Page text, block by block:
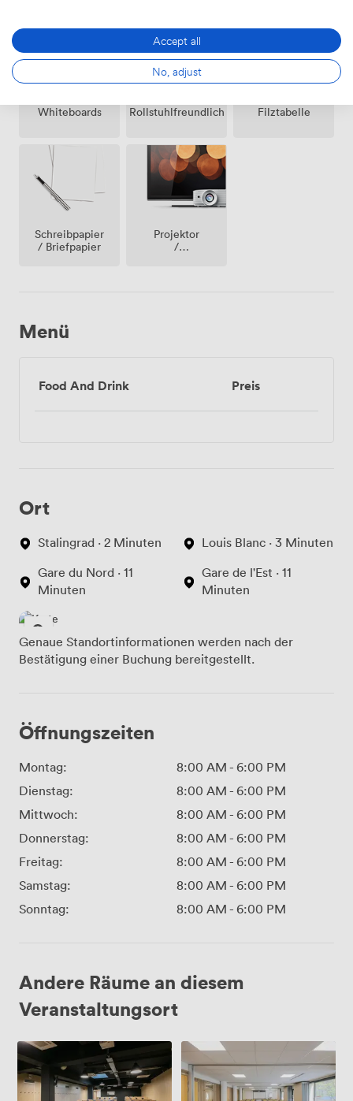
Whiteboards Rollstuhlfreundlich Filztabelle
Schreibpapier
/ Briefpapier
Projektor
/
Menü
Food And Drink Preis
Ort
Stalingrad · 2 Minuten
Gare du Nord · 11
Minuten
Louis Blanc · 3 Minuten
Gare de l'Est · 11
Minuten
Genaue Standortinformationen werden nach der
Bestätigung einer Buchung bereitgestellt.
Öffnungszeiten
Montag: 8:00 AM - 6:00 PM
Dienstag:
8:00 AM - 6:00 PM
Mittwoch:
8:00 AM - 6:00 PM
Donnerstag:
8:00 AM - 6:00 PM
Freitag:
8:00 AM - 6:00 PM
Samstag:
8:00 AM - 6:00 PM
Sonntag:
8:00 AM - 6:00 PM
Andere Räume an diesem
Veranstaltungsort
Amphithéâtre
Salle
de
80m²
Accept all
No, adjust